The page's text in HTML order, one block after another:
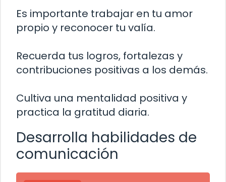
Es importante trabajar en tu amor
propio y reconocer tu valía.
Recuerda tus logros, fortalezas y
contribuciones positivas a los demás.
Cultiva una mentalidad positiva y
practica la gratitud diaria.
Desarrolla habilidades de
comunicación